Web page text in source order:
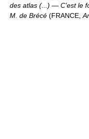
des atlas (...) — C'est le
M. de Brécé (FRANCE,